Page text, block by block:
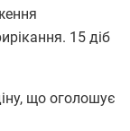
15 діб
що оголошує